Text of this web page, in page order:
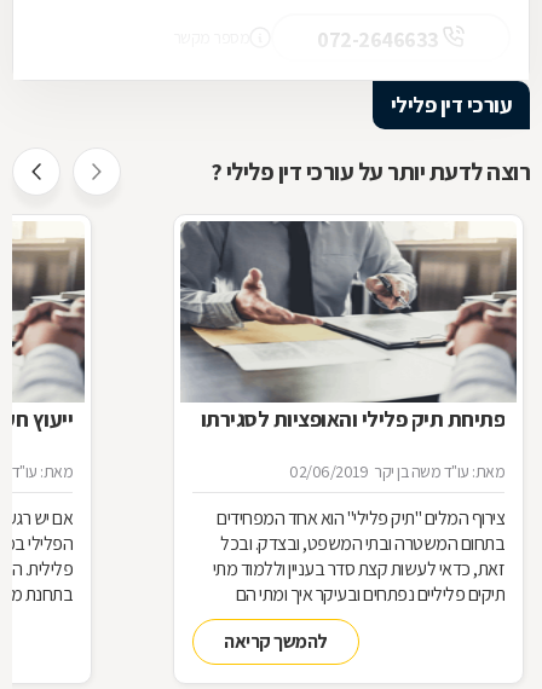
עורכי דין פלילי
רוצה לדעת יותר על עורכי דין פלילי ?
פתיחת תיק פלילי והאופציות לסגירתו
מאת: עו"ד משה בן יקר 02/06/2019
צירוף המלים "תיק פלילי" הוא אחד המפחידים
בתחום המשטרה ובתי המשפט, ובצדק. ובכל
זאת, כדאי לעשות קצת סדר בעניין וללמוד מתי
תיקים פליליים נפתחים ובעיקר איך ומתי הם
להמשך קריאה
ייעוץ
מאת: עו"ד
אם יש
הפלילי
פלילית.
בתחנת